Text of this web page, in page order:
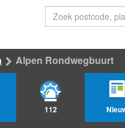
Alpen Rondwegbuurt
112